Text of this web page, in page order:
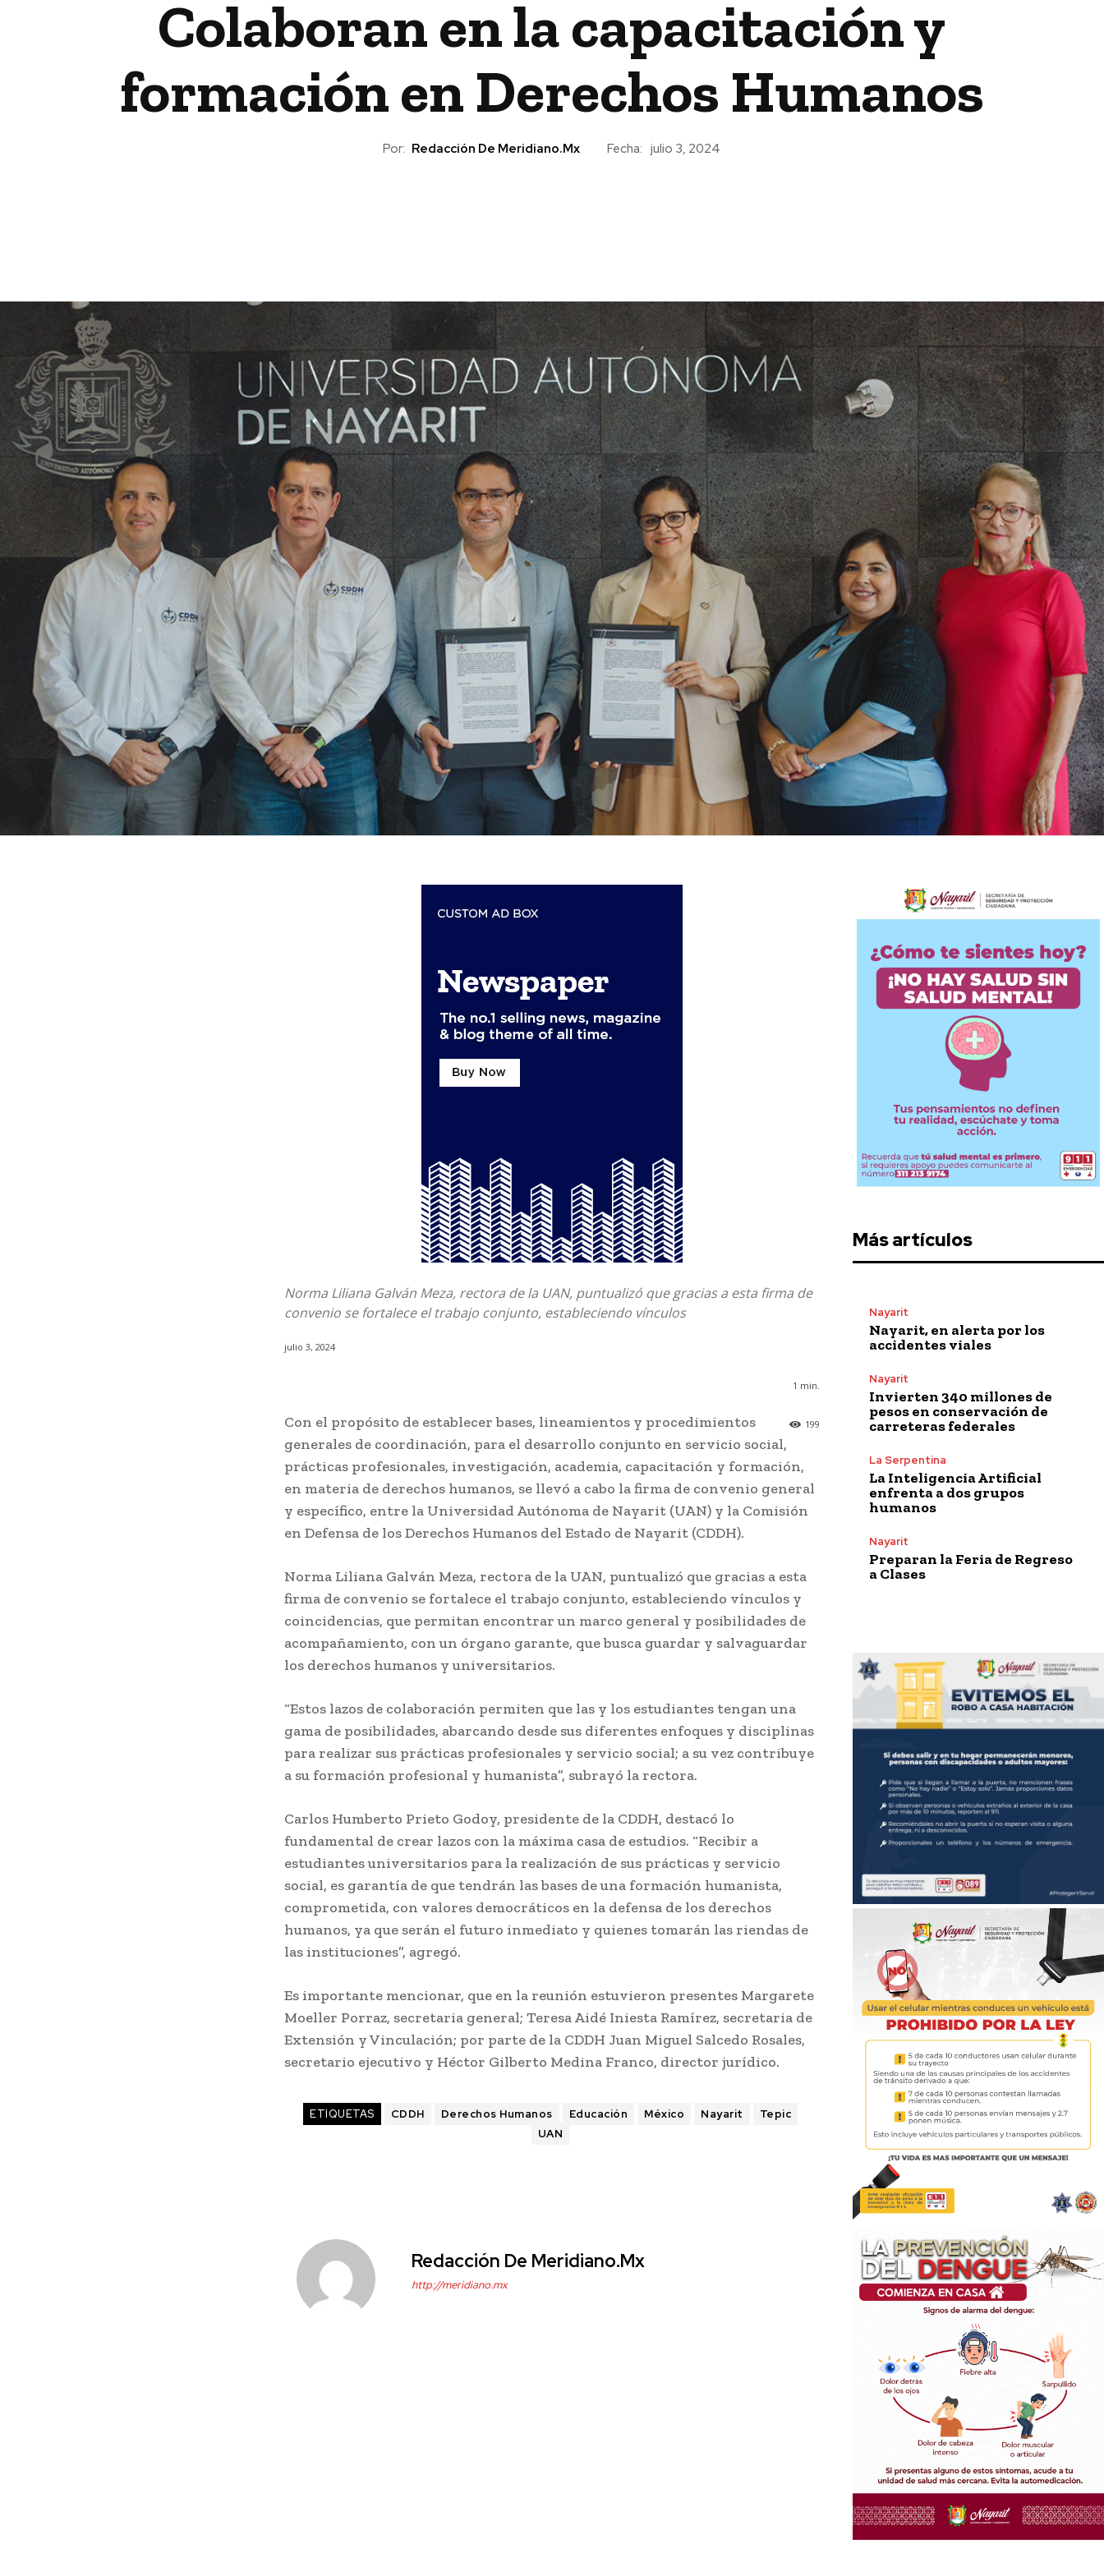
Colaboran en la capacitación y
formación en Derechos Humanos
Por: Redacción De Meridiano.mx Fecha: julio 3, 2024
Norma Liliana Galván Meza, rectora de la UAN, puntualizó que gracias a esta firma de
convenio se fortalece el trabajo conjunto, estableciendo vínculos
julio 3, 2024
1 min.
199
Con el propósito de establecer bases, lineamientos y procedimientos
generales de coordinación, para el desarrollo conjunto en servicio social,
prácticas profesionales, investigación, academia, capacitación y formación,
en materia de derechos humanos, se llevó a cabo la firma de convenio general
y específico, entre la Universidad Autónoma de Nayarit (UAN) y la Comisión
en Defensa de los Derechos Humanos del Estado de Nayarit (CDDH).
Norma Liliana Galván Meza, rectora de la UAN, puntualizó que gracias a esta
firma de convenio se fortalece el trabajo conjunto, estableciendo vínculos y
coincidencias, que permitan encontrar un marco general y posibilidades de
acompañamiento, con un órgano garante, que busca guardar y salvaguardar
los derechos humanos y universitarios.
“Estos lazos de colaboración permiten que las y los estudiantes tengan una
gama de posibilidades, abarcando desde sus diferentes enfoques y disciplinas
para realizar sus prácticas profesionales y servicio social; a su vez contribuye
a su formación profesional y humanista”, subrayó la rectora.
Carlos Humberto Prieto Godoy, presidente de la CDDH, destacó lo
fundamental de crear lazos con la máxima casa de estudios. “Recibir a
estudiantes universitarios para la realización de sus prácticas y servicio
social, es garantía de que tendrán las bases de una formación humanista,
comprometida, con valores democráticos en la defensa de los derechos
humanos, ya que serán el futuro inmediato y quienes tomarán las riendas de
las instituciones”, agregó.
Es importante mencionar, que en la reunión estuvieron presentes Margarete
Moeller Porraz, secretaria general; Teresa Aidé Iniesta Ramírez, secretaria de
Extensión y Vinculación; por parte de la CDDH Juan Miguel Salcedo Rosales,
secretario ejecutivo y Héctor Gilberto Medina Franco, director jurídico.
ETIQUETAS CDDH Derechos Humanos Educación México Nayarit
Tepic
UAN
Redacción De Meridiano.mx
http://meridiano.mx
Más artículos
Nayarit
Nayarit, en alerta por los
accidentes viales
Nayarit
Invierten 340 millones de
pesos en conservación de
carreteras federales
La Serpentina
La Inteligencia Artificial
enfrenta a dos grupos
humanos
Nayarit
Preparan la Feria de Regreso
a Clases